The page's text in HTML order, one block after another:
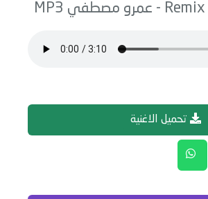
- عمرو مصطفي
تحميل الاغنية